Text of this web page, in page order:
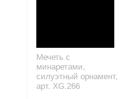
Мечеть с
минаретами,
силуэтный орнамент,
арт. XG.266